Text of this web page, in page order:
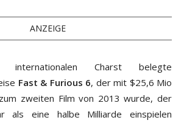
ANZEIGE
Charst belegte
Fast & Furious 6, der mit $25,6 Mio
zweiten Film von 2013 wurde, der
als eine halbe Milliarde einspielen